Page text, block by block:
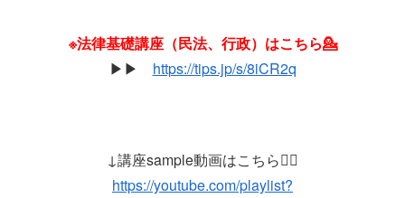
※法律基礎講座（民法、行政）はこちら💁
▶︎▶︎ https://tips.jp/s/8iCR2q
↓講座sample動画はこちら💁‍♀️
https://youtube.com/playlist?